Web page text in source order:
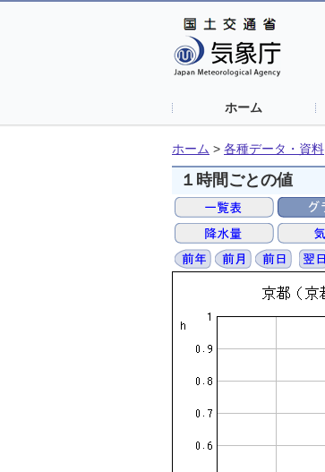
ホーム
ホーム > 各種データ・資料
１時間ごとの値